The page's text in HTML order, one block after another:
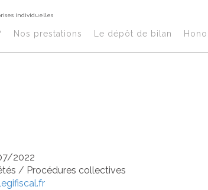
Nos prestations​ Le dépôt de bilan
individuelles
sur les
2022
/ Procédures collectives